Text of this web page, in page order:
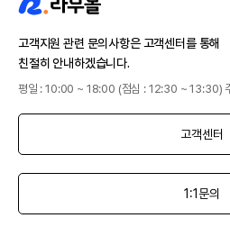
고객지원 관련 문의사항은 고객센터를 통해
친절히 안내하겠습니다.
평일 : 10:00 ~ 18:00 (점심 : 12:30 ~ 13:30)
고객센터
1:1문의